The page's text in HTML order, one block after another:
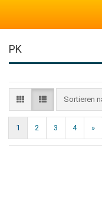
PK
Sortieren
1 2 3 4 »